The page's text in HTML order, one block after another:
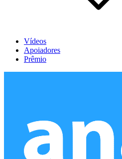
Vídeos
Apoiadores
Prêmio